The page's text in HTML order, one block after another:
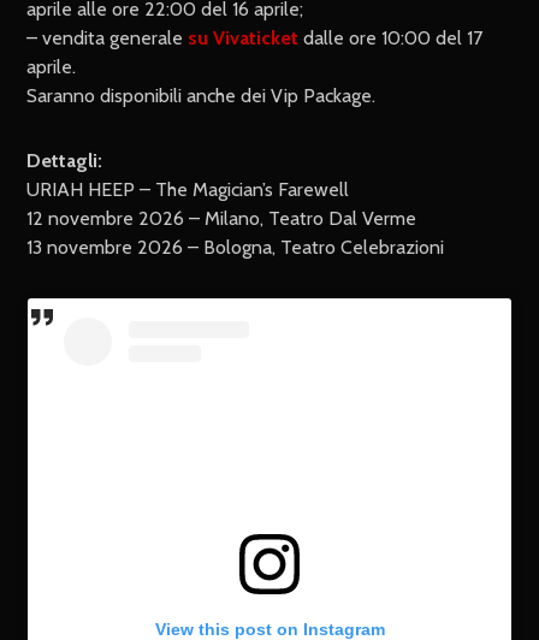
aprile alle ore 22:00 del 16 aprile;
– vendita generale su Vivaticket dalle ore 10:00 del 17
aprile.
Saranno disponibili anche dei Vip Package.
Dettagli:
URIAH HEEP – The Magician’s Farewell
12 novembre 2026 – Milano, Teatro Dal Verme
13 novembre 2026 – Bologna, Teatro Celebrazioni
View this post on Instagram